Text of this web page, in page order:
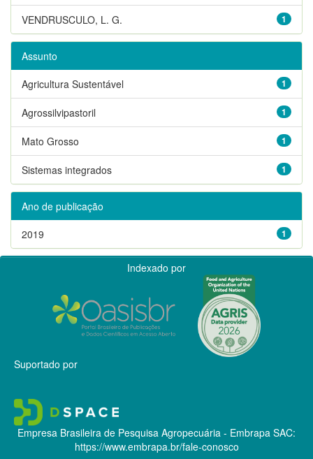
1
VENDRUSCULO, L. G.
Assunto
1
Agricultura Sustentável
1
Agrossilvipastoril
1
Mato Grosso
1
Sistemas integrados
Ano de publicação
1
2019
Indexado por
Suportado por
Empresa Brasileira de Pesquisa Agropecuária - Embrapa SAC:
https://www.embrapa.br/fale-conosco